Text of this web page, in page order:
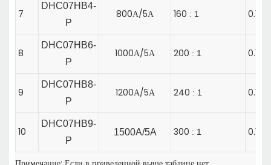
7
DHC07HB4-
P
800А/5А 160 : 1 0.1
8
DHC07HB6-
P
1000А/5А 200 : 1 0.1
9
DHC07HB8-
P
1200А/5А 240 : 1 0.1
10
DHC07HB9-
P
1500A/5A 300 : 1 0.1